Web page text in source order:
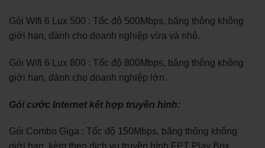
Gói WIfi 6 Lux 500 : Tốc độ 500Mbps, băng thông không
giới hạn, dành cho doanh nghiệp vừa và nhỏ.
Gói Wifi 6 Lux 800 : Tốc độ 800Mbps, băng thông không
giới hạn, dành cho doanh nghiệp lớn.
Gói cước Internet kết hợp truyền hình:
Gói Combo Giga : Tốc độ 150Mbps, băng thông không